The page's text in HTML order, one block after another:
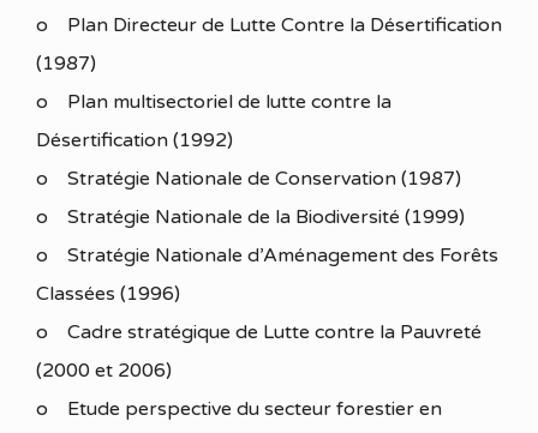
o Plan Directeur de Lutte Contre la Désertification
(1987)
o Plan multisectoriel de lutte contre la
Désertification (1992)
o Stratégie Nationale de Conservation (1987)
o Stratégie Nationale de la Biodiversité (1999)
o Stratégie Nationale d’Aménagement des Forêts
Classées (1996)
o Cadre stratégique de Lutte contre la Pauvreté
(2000 et 2006)
o Etude perspective du secteur forestier en